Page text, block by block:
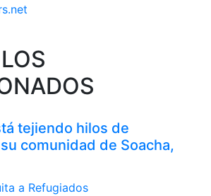
tejiendo hilos de
comunidad de Soacha,
a Refugiados